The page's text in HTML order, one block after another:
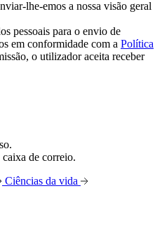
lhe-emos a nossa visão geral
pessoais para o envio de
em conformidade com a Política
o utilizador aceita receber
de correio.
Ciências da vida